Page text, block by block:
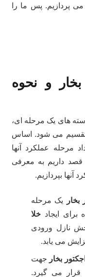
پردازیم. پس ما را
و نحوه
های یک مرحله ای،
تقسیم می شود. اساس
مرحله عملکرد آنها
داریم به معرفی
آنها بپردازیم.
بخار
یک مرحله
برای ایجاد خلا
نازل ورودی
می یابد.
اجکتور بخار جهت
قرار می گیرد.